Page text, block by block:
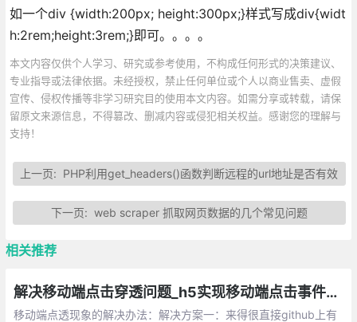
如一个div {width:200px; height:300px;}样式写成div{widt
h:2rem;height:3rem;}即可。。。。
本文内容仅供个人学习、研究或参考使用，不构成任何形式的决策建议、
专业指导或法律依据。未经授权，禁止任何单位或个人以商业售卖、虚假
宣传、侵权传播等非学习研究目的使用本文内容。如需分享或转载，请保
留原文来源信息，不得篡改、删减内容或侵犯相关权益。感谢您的理解与
支持！
上一页: PHP利用get_headers()函数判断远程的url地址是否有效
下一页: web scraper 抓取网页数据的几个常见问题
相关推荐
解决移动端点击穿透问题_h5实现移动端点击事件穿透的多种解决方案
移动端点透现象的解决办法：解决方案一：来得很直接github上有